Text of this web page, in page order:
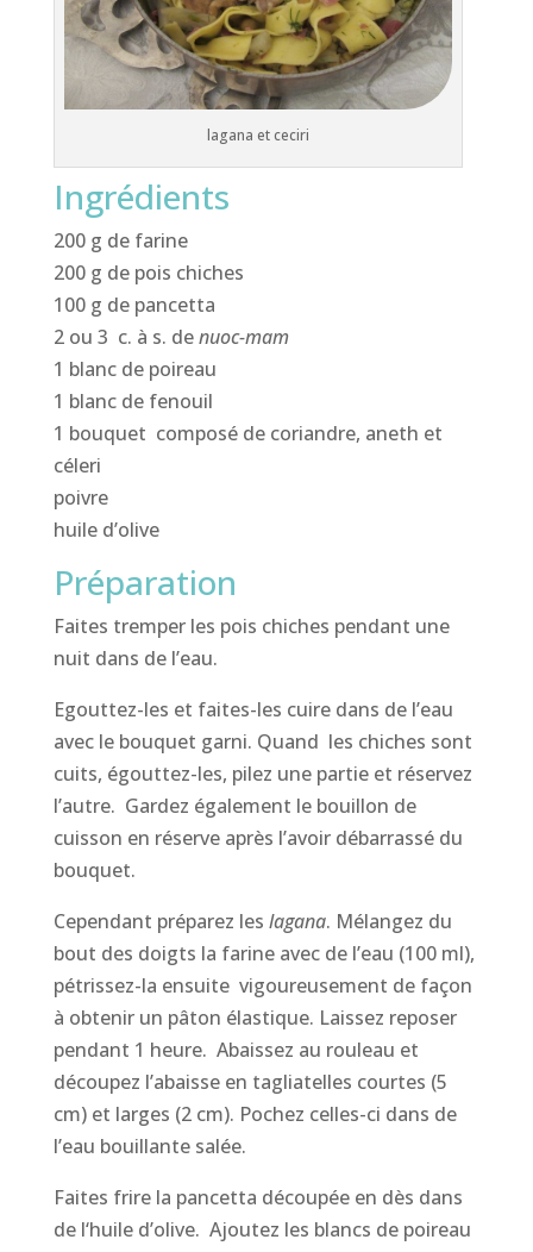
lagana et ceciri
Ingrédients
200 g de farine
200 g de pois chiches
100 g de pancetta
2 ou 3 c. à s. denuoc-mam
1 blanc de poireau
1 blanc de fenouil
1 bouquet composé de coriandre, aneth et
céleri
poivre
huile d’olive
Préparation
Faites tremper les pois chiches pendant une
nuit dans de l’eau.
Egouttez-les et faites-les cuire dans de l’eau
avec le bouquet garni. Quand les chiches sont
cuits, égouttez-les, pilez une partie et réservez
l’autre. Gardez également le bouillon de
cuisson en réserve après l’avoir débarrassé du
bouquet.
Cependant préparez les lagana. Mélangez du
bout des doigts la farine avec de l’eau (100 ml),
pétrissez-la ensuite vigoureusement de façon
à obtenir un pâton élastique. Laissez reposer
pendant 1 heure. Abaissez au rouleau et
découpez l’abaisse en tagliatelles courtes (5
cm) et larges (2 cm). Pochez celles-ci dans de
l’eau bouillante salée.
Faites frire la pancetta découpée en dès dans
de l‘huile d’olive. Ajoutez les blancs de poireau